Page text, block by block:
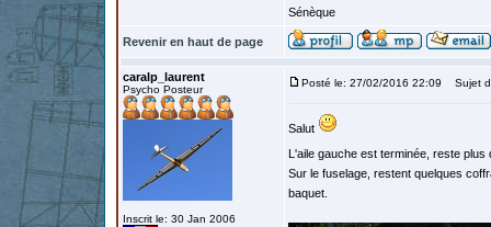
Sénèque
Revenir en haut de page
caralp_laurent
Psycho Posteur
Inscrit le: 30 Jan 2006
Posté le: 27/02/2016 22:09 Sujet
Salut
L'aile gauche est terminée, reste
Sur le fuselage, restent quelques
baquet.